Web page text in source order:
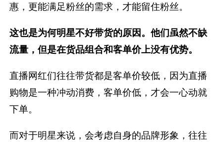
惠，更能满足粉丝的需求，才能留住粉丝。
这也是为何明星不好带货的原因。他们虽然不缺
流量，但是在货品组合和客单价上没有优势。
直播网红们往往带货都是客单价较低，因为直播
购物是一种冲动消费，客单价低，才会一心动就
下单。
而对于明星来说，会考虑自身的品牌形象，往往